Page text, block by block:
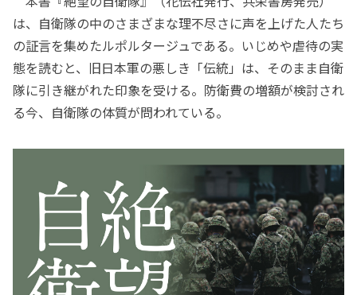
は、自衛隊の中のさまざまな理不尽さに声を上げた人たち
の証言を集めたルポルタージュである。いじめや虐待の実
態を読むと、旧日本軍の悪しき「伝統」は、そのまま自衛
隊に引き継がれた印象を受ける。防衛費の増額が検討され
る今、自衛隊の体質が問われている。